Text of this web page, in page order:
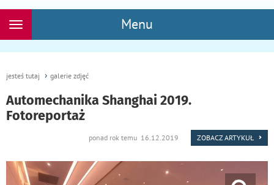
Menu
Rozwiń
jesteś tutaj galerie zdjęć
Automechanika Shanghai 2019.
Fotoreportaż
ponad rok temu 16.12.2019 ZOBACZ ARTYKUŁ